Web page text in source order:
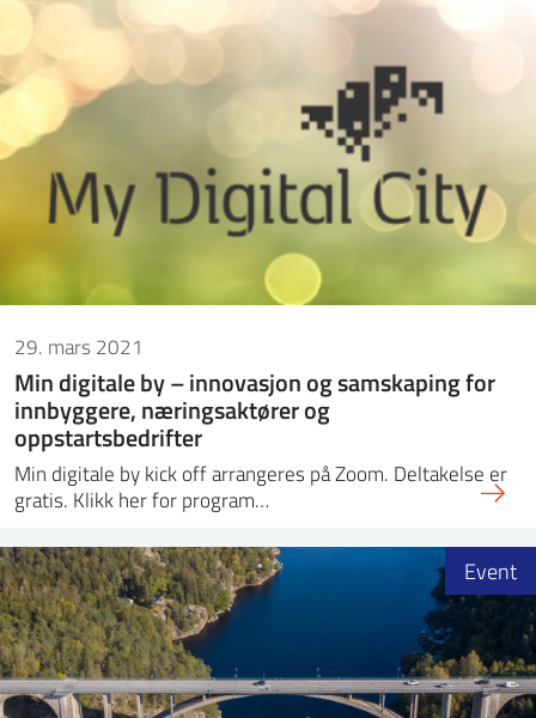
29. mars 2021
Min digitale by – innovasjon og samskaping for
innbyggere, næringsaktører og
oppstartsbedrifter
Min digitale by kick off arrangeres på Zoom. Deltakelse er
gratis. Klikk her for program…
Event